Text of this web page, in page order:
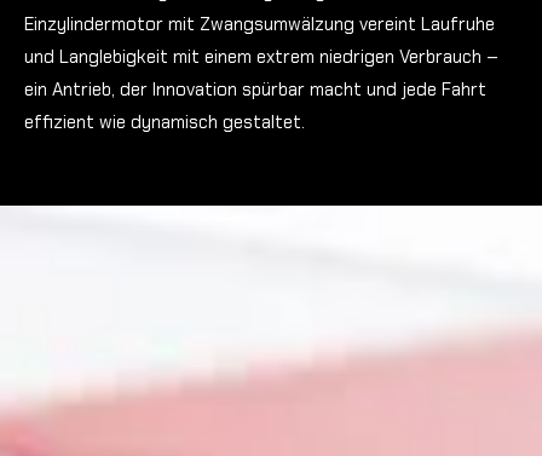
Einzylindermotor mit Zwangsumwälzung vereint Laufruhe
und Langlebigkeit mit einem extrem niedrigen Verbrauch –
ein Antrieb, der Innovation spürbar macht und jede Fahrt
effizient wie dynamisch gestaltet.